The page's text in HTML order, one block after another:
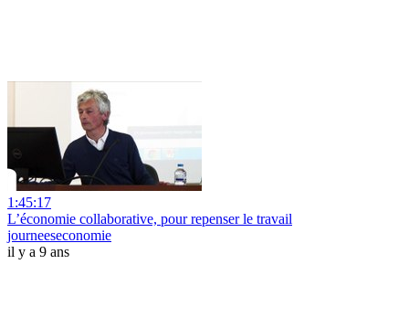
1:45:17
L’économie collaborative, pour repenser le travail
journeeseconomie
il y a 9 ans